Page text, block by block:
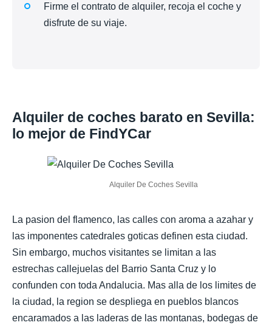
Firme el contrato de alquiler, recoja el coche y
disfrute de su viaje.
Alquiler de coches barato en Sevilla:
lo mejor de FindYCar
Alquiler De Coches Sevilla
La pasion del flamenco, las calles con aroma a azahar y
las imponentes catedrales goticas definen esta ciudad.
Sin embargo, muchos visitantes se limitan a las
estrechas callejuelas del Barrio Santa Cruz y lo
confunden con toda Andalucia. Mas alla de los limites de
la ciudad, la region se despliega en pueblos blancos
encaramados a las laderas de las montanas, bodegas de